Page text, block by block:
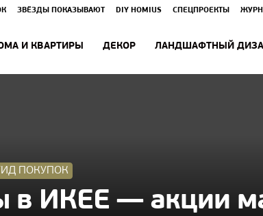
ЗВЁЗДЫ ПОКАЗЫВАЮТ DIY HOMIUS СПЕЦПРОЕКТЫ
И КВАРТИРЫ ДЕКОР ЛАНДШАФТНЫЙ
ПОКУПОК
в ИКЕЕ — акции